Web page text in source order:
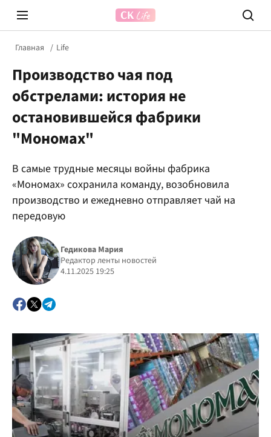
Главная Life
Производство чая под
обстрелами: история не
остановившейся фабрики
"Мономах"
В самые трудные месяцы войны фабрика
«Мономах» сохранила команду, возобновила
производство и ежедневно отправляет чай на
передовую
Гедикова Мария
Редактор ленты новостей
4.11.2025 19:25